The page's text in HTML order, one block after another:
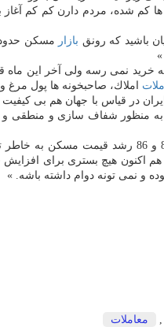
ها كم شده، مردم دارن كم كم
باشید كه رونق بازار مسكن
ماه قرارداد اجاره مون تموم می شه و صاحبخانه
املاك، صاحبخونه ها پول
در قیاس با جهان هم بی
به منظور شفاف سازی و منطقی
اكنون هیچ بستری برای
و نمی تونه دوام داشته باشه. »
, معاملات